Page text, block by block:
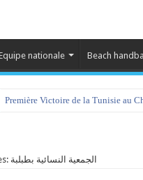
nationale Beach handball
Première Victoire de la Tunisie au
tournoi international Hammamet
Tag Archives: الجمعية النسائية بطبلبة